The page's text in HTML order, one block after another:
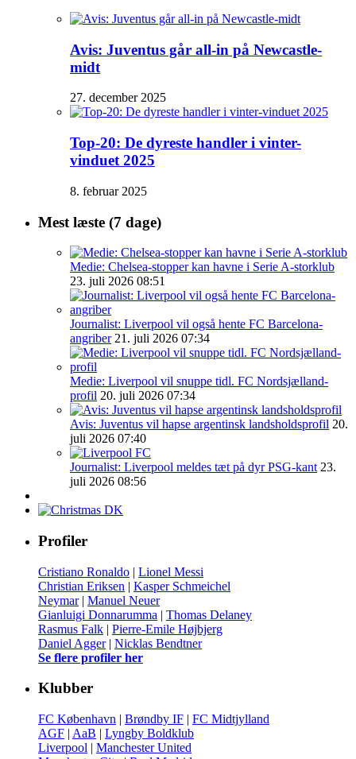
Avis: Juventus går all-in på Newcastle-
midt
27. december 2025
Top-20: De dyreste handler i vinter-
vinduet 2025
8. februar 2025
Mest læste (7 dage)
Medie: Chelsea-stopper kan havne i Serie A-storklub
23. juli 2026 08:51
Journalist: Liverpool vil også hente FC Barcelona-
angriber 21. juli 2026 07:34
Medie: Liverpool vil snuppe tidl. FC Nordsjælland-
profil 20. juli 2026 07:34
Avis: Juventus vil hapse argentinsk landsholdsprofil 20.
juli 2026 07:40
Journalist: Liverpool meldes tæt på dyr PSG-kant 23.
juli 2026 08:56
Profiler
Cristiano Ronaldo | Lionel Messi
Christian Eriksen | Kasper Schmeichel
Neymar| Manuel Neuer
Gianluigi Donnarumma | Thomas Delaney
Rasmus Falk | Pierre-Emile Højbjerg
Daniel Agger| Nicklas Bendtner
Se flere profiler her
Klubber
FC København | Brøndby IF | FC Midtjylland
AGF | AaB | Lyngby Boldklub
Liverpool | Manchester United